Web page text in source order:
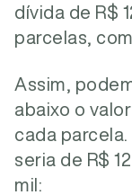
dívida de R$
parcelas,
Assim,
abaixo o
cada
seria de R$
mil: